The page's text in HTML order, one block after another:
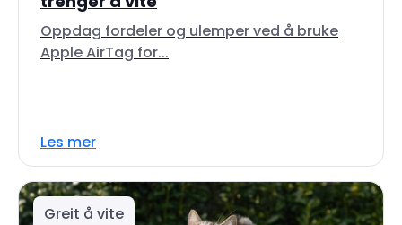
Oppdag fordeler og ulemper ved å bruke
Apple AirTag for...
Les mer
Greit å vite